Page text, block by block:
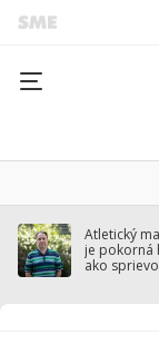
Atletický
je pokorná
ako